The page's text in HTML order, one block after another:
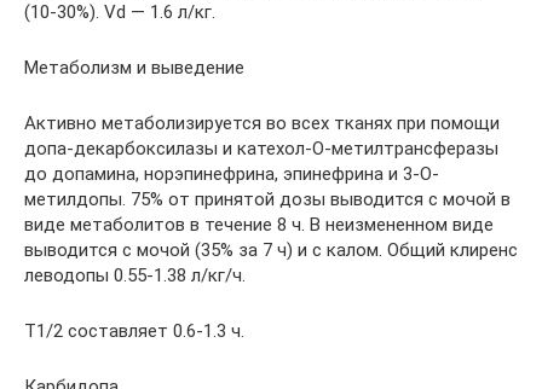
(10-30%). Vd — 1.6 л/кг.
Метаболизм и выведение
Активно метаболизируется во всех тканях при помощи
допа-декарбоксилазы и катехол-О-метилтрансферазы
до допамина, норэпинефрина, эпинефрина и 3-О-
метилдопы. 75% от принятой дозы выводится с мочой в
виде метаболитов в течение 8 ч. В неизмененном виде
выводится с мочой (35% за 7 ч) и с калом. Общий клиренс
леводопы 0.55-1.38 л/кг/ч.
T1/2 составляет 0.6-1.3 ч.